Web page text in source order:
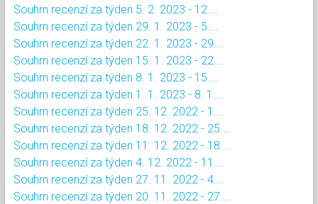
Souhrn recenzí za týden 5. 2. 2023 - 12....
Souhrn recenzí za týden 29. 1. 2023 - 5....
Souhrn recenzí za týden 22. 1. 2023 - 29....
Souhrn recenzí za týden 15. 1. 2023 - 22....
Souhrn recenzí za týden 8. 1. 2023 - 15....
Souhrn recenzí za týden 1. 1. 2023 - 8. 1....
Souhrn recenzí za týden 25. 12. 2022 - 1....
Souhrn recenzí za týden 18. 12. 2022 - 25....
Souhrn recenzí za týden 11. 12. 2022 - 18....
Souhrn recenzí za týden 4. 12. 2022 - 11....
Souhrn recenzí za týden 27. 11. 2022 - 4....
Souhrn recenzí za týden 20. 11. 2022 - 27....